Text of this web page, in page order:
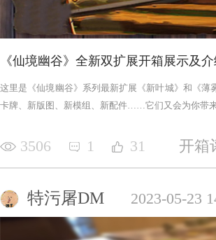
《仙境幽谷》全新双扩展开箱展示及
这里是《仙境幽谷》系列最新扩展《新叶城》和《
卡牌、新版图、新模组、新配件……它们又会为你带
3506 1 31 开箱
特污屠DM 2023-05-23